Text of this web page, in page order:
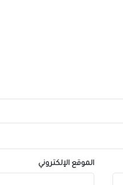
الموقع الإلكتروني